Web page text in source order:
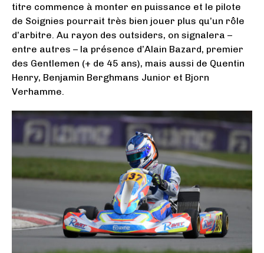
titre commence à monter en puissance et le pilote
de Soignies pourrait très bien jouer plus qu’un rôle
d’arbitre. Au rayon des outsiders, on signalera –
entre autres – la présence d’Alain Bazard, premier
des Gentlemen (+ de 45 ans), mais aussi de Quentin
Henry, Benjamin Berghmans Junior et Bjorn
Verhamme.